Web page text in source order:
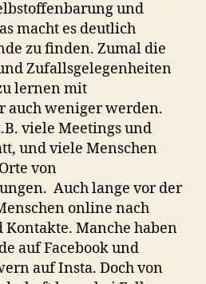
und
macht es deutlich
zu finden. Zumal die
Zufallsgelegenheiten
lernen mit
auch weniger werden.
viele Meetings und
und viele Menschen
von
Auch lange vor der
online nach
Manche haben
auf Facebook und
auf Insta. Doch von